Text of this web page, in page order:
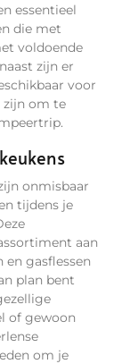
essentieel
die met
voldoende
zijn er
voor
zijn om te
onmisbaar
tijdens je
aan
en gasflessen
plan bent
of gewoon
om je